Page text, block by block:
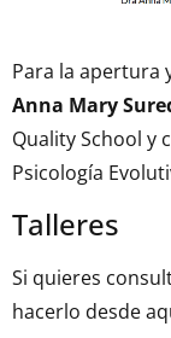
Para la apertura
Anna Mary
Quality School y
Psicología
Talleres
Si quieres
hacerlo desde